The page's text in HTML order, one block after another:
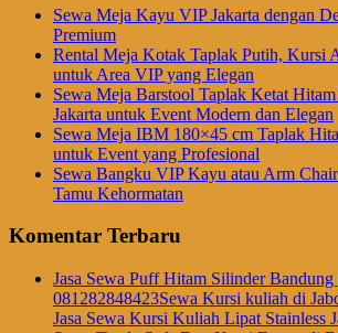
Sewa Meja Kayu VIP Jakarta dengan
Premium
Rental Meja Kotak Taplak Putih, Kursi
untuk Area VIP yang Elegan
Sewa Meja Barstool Taplak Ketat
Jakarta untuk Event Modern dan Elegan
Sewa Meja IBM 180×45 cm Taplak
untuk Event yang Profesional
Sewa Bangku VIP Kayu atau Arm
Tamu Kehormatan
Komentar Terbaru
Jasa Sewa Puff Hitam Silinder Bandung
081282848423Sewa Kursi kuliah di
Jasa Sewa Kursi Kuliah Lipat Stainless